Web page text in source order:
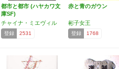
都市と都市 (ハヤカワ文
庫SF)
チャイナ・ミエヴィル
登録 2531
赤と青のガウン
彬子女王
登録 1768